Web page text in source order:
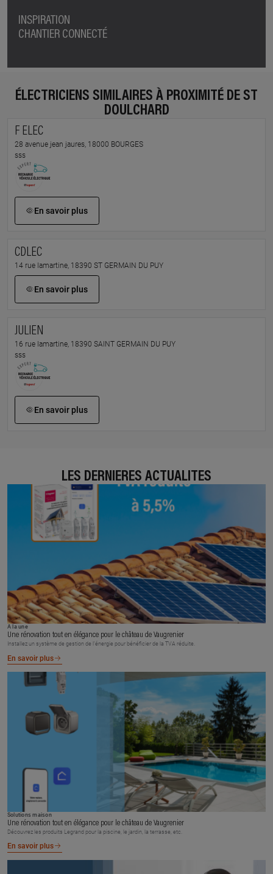
INSPIRATION
CHANTIER CONNECTÉ
ÉLECTRICIENS SIMILAIRES À PROXIMITÉ DE ST
DOULCHARD
F ELEC
28 avenue jean jaures, 18000 BOURGES
sss
En savoir plus
CDLEC
14 rue lamartine, 18390 ST GERMAIN DU PUY
En savoir plus
JULIEN
16 rue lamartine, 18390 SAINT GERMAIN DU PUY
sss
En savoir plus
LES DERNIÈRES ACTUALITÉS
À la une
Une rénovation tout en élégance pour le château de Vaugrenier
Installez un système de gestion de l’énergie pour bénéficier de la TVA réduite.
En savoir plus
Solutions maison
Une rénovation tout en élégance pour le château de Vaugrenier
Découvrez les produits Legrand pour la piscine, le jardin, la terrasse, etc.
En savoir plus